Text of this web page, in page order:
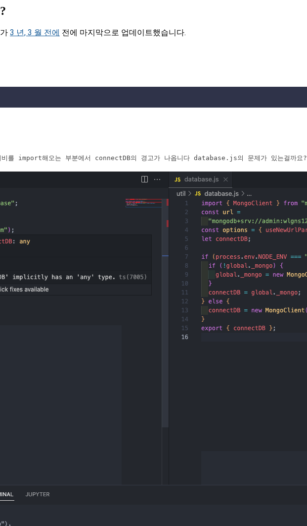
가 3 년, 3 월 전에 전에 마지막으로 업데이트했습니다.
비를 import해오는 부분에서 connectDB의 경고가 나옵니다 database.js의 문제가 있는걸까요?